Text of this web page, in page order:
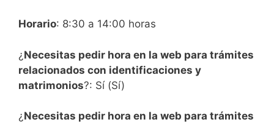
Horario: 8:30 a 14:00 horas
¿ Necesitas pedir hora en la web para trámites
relacionados con identificaciones y
matrimonios?: Sí (Sí)
¿ Necesitas pedir hora en la web para trámites